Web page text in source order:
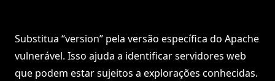
Substitua “version” pela versão específica do Apache
vulnerável. Isso ajuda a identificar servidores web
que podem estar sujeitos a explorações conhecidas.